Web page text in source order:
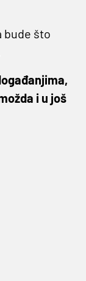
bude što
i u još